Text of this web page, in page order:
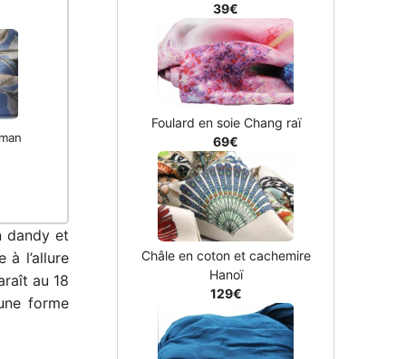
dandy et
l’allure
au 18
forme
39€
Foulard en soie Chang raï
69€
Châle en coton et cachemire
Hanoï
129€